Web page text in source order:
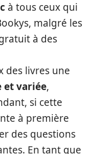
à tous ceux qui
malgré les
à des
des livres une
et variée,
si cette
à première
des questions
En tant que